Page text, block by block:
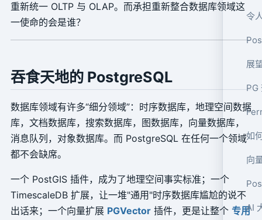
令
展
PG
如
向
AI
重新统一 OLTP 与 OLAP。而承担重新整合数据库领域这
一使命的会是谁？
吞食天地的 PostgreSQL
数据库领域有许多“细分领域”：时序数据库，地理空间数据
库，文档数据库，搜索数据库，图数据库，向量数据库，
消息队列，对象数据库。而 PostgreSQL 在任何一个领域
都不会缺席。
一个 PostGIS 插件，成为了地理空间事实标准；一个
TimescaleDB 扩展，让一堆"通用"时序数据库尴尬的说不
出话来；一个向量扩展 PGVector插件，更是让整个 专用